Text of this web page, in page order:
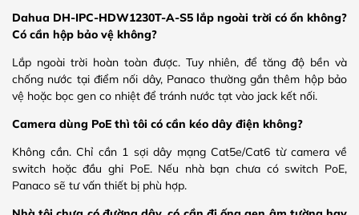
Dahua DH-IPC-HDW1230T-A-S5 lắp ngoài trời có ổn không?
Có cần hộp bảo vệ không?
Lắp ngoài trời hoàn toàn được. Tuy nhiên, để tăng độ bền và
chống nước tại điểm nối dây, Panaco thường gắn thêm hộp bảo
vệ hoặc bọc gen co nhiệt để tránh nước tạt vào jack kết nối.
Camera dùng PoE thì tôi có cần kéo dây điện không?
Không cần. Chỉ cần 1 sợi dây mạng Cat5e/Cat6 từ camera về
switch hoặc đầu ghi PoE. Nếu nhà bạn chưa có switch PoE,
Panaco sẽ tư vấn thiết bị phù hợp.